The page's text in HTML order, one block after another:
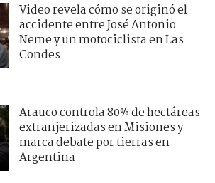
Video revela cómo se originó el
accidente entre José Antonio
Neme y un motociclista en Las
Condes
Arauco controla 80% de hectáreas
extranjerizadas en Misiones y
marca debate por tierras en
Argentina